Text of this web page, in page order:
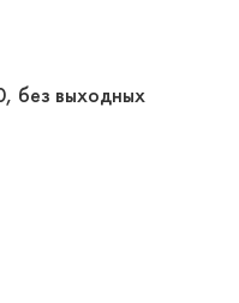
без выходных